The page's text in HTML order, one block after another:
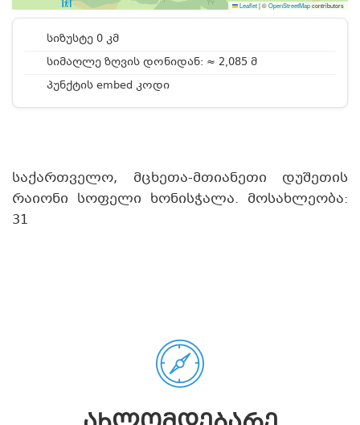
Leaflet|©OpenStreetMapcontributors
სიზუსტე 0 კმ
სიმაღლე ზღვის დონიდან: ≈ 2,085 მ
პუნქტის embed კოდი
საქართველო, მცხეთა-მთიანეთი დუშეთის
რაიონი სოფელი ხონისჭალა. მოსახლეობა:
31